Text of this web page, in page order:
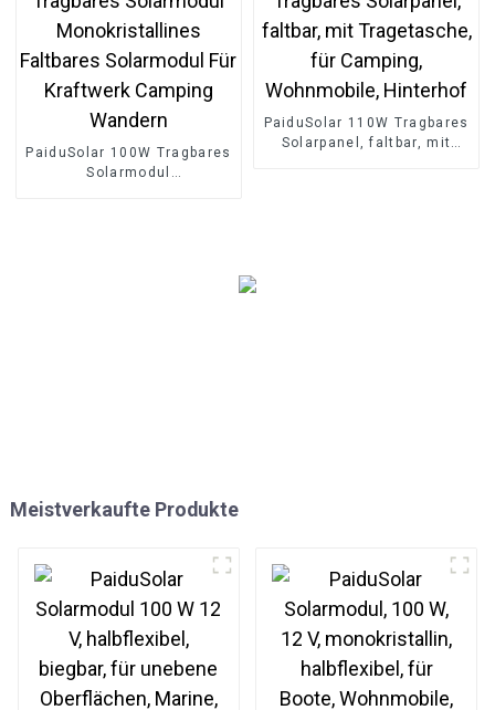
PaiduSolar 100W Tragbares
Solarmodul
PaiduSolar 110W Tragbares
Solarpanel, faltbar, mit
Meistverkaufte Produkte